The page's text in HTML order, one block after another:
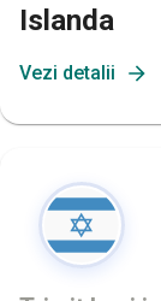
Islanda
Vezi detalii